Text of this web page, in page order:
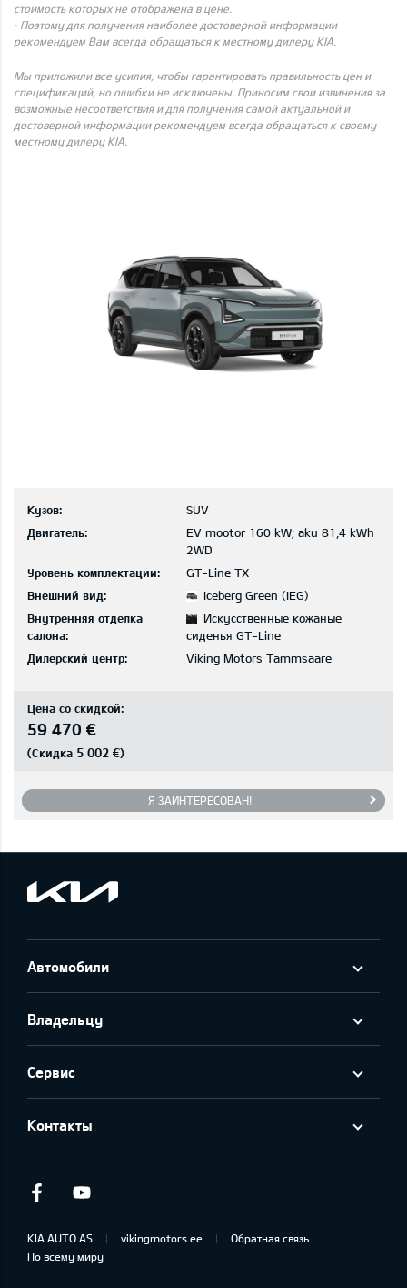
стоимость которых не отображена в цене.
· Поэтому для получения наиболее достоверной информации
рекомендуем Вам всегда обращаться к местному дилеру KIA.
Мы приложили все усилия, чтобы гарантировать правильность цен и
спецификаций, но ошибки не исключены. Приносим свои извинения за
возможные несоответствия и для получения самой актуальной и
достоверной информации рекомендуем всегда обращаться к своему
местному дилеру KIA.
Кузов:
SUV
Двигатель:
EV mootor 160 kW; aku 81,4 kWh
2WD
Уровень комплектации:
GT-Line TX
Внешний вид:
Iceberg Green (IEG)
Внутренняя отделка
салона:
Искусственные кожаные
сиденья GT-Line
Дилерский центр:
Viking Motors Tammsaare
Цена со скидкой:
59 470 €
(Скидка 5 002 €)
Я ЗАИНТЕРЕСОВАН!
Автомобили
Владельцу
Сервис
Контакты
Facebook
KIA AUTO AS vikingmotors.ee
Обратная связь
По всему миру